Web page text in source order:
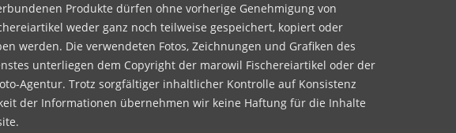
Produkte dürfen ohne vorherige Genehmigung von
weder ganz noch teilweise gespeichert, kopiert oder
werden. Die verwendeten Fotos, Zeichnungen und Grafiken des
unterliegen dem Copyright der marowil Fischereiartikel oder der
Agentur. Trotz sorgfältiger inhaltlicher Kontrolle auf Konsistenz
der Informationen übernehmen wir keine Haftung für die Inhalte